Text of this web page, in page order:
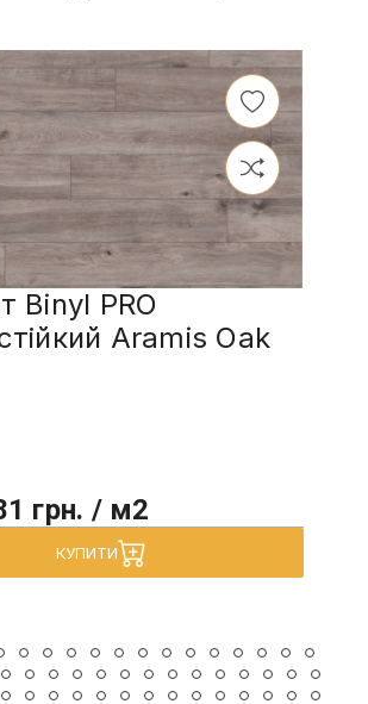
Binyl PRO
Aramis Oak
грн. / м2
КУПИТИ